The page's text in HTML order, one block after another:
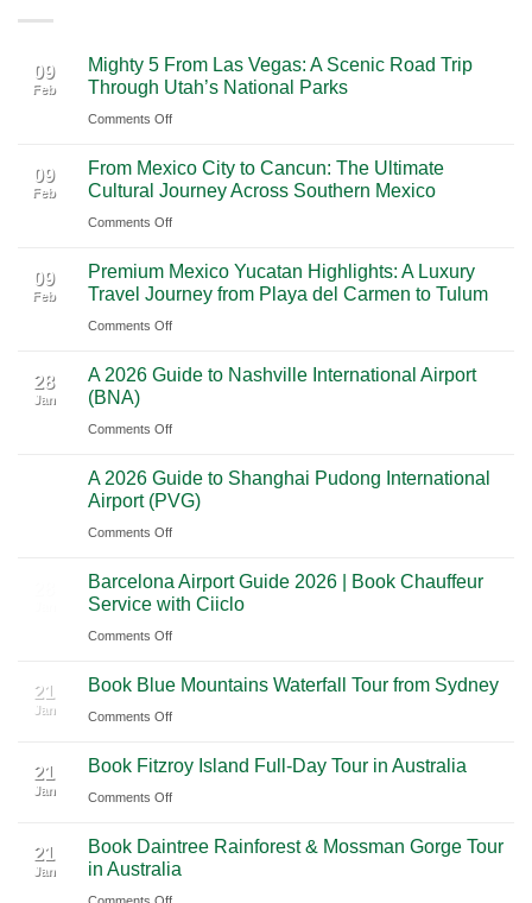
09
Feb
Mighty 5 From Las Vegas: A Scenic Road Trip
Through Utah’s National Parks
Comments Offon
5
From
Las
A
Scenic
Road
Through
National
09
Feb
From Mexico City to Cancun: The Ultimate
Cultural Journey Across Southern Mexico
Comments Offon
Mexico
City
to
The
Cultural
Across
Southern
Mexico
09
Feb
Premium Mexico Yucatan Highlights: A Luxury
Travel Journey from Playa del Carmen to Tulum
Comments Offon
Mexico
Highlights:
Luxury
Travel
Journey
Playa
del
Carmen
Tulum
28
Jan
A 2026 Guide to Nashville International Airport
(BNA)
Comments Offon
2026
Guide
to
International
Airport
(BNA)
A 2026 Guide to Shanghai Pudong International
Airport (PVG)
Comments Offon
2026
Guide
to
Pudong
International
(PVG)
Barcelona Airport Guide 2026 | Book Chauffeur
Service with Ciiclo
Comments Offon
Airport
Guide
|
Book
Service
with
Ciiclo
21
Jan
Book Blue Mountains Waterfall Tour from Sydney
Comments Offon
Blue
Mountains
Tour
from
Sydney
21
Jan
Book Fitzroy Island Full-Day Tour in Australia
Comments Offon
Fitzroy
Island
21
Jan
Book Daintree Rainforest & Mossman Gorge Tour
in Australia
on